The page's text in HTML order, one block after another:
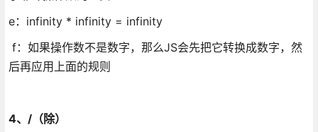
e：infinity * infinity = infinity
f：如果操作数不是数字，那么JS会先把它转换成数字，然
后再应用上面的规则
4、/（除）